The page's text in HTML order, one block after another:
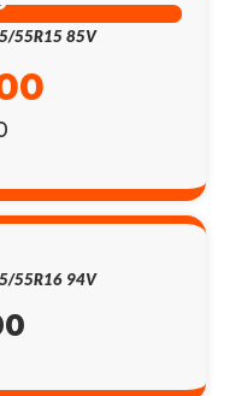
55R15 85V
55R16 94V